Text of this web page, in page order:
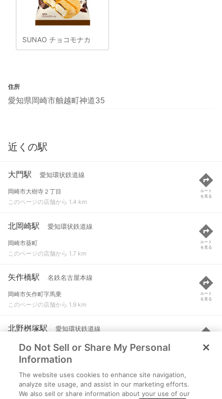
SUNAO チョコモナカ
住所
愛知県岡崎市舳越町神道35
近くの駅
大門駅 愛知環状鉄道線
岡崎市大樹寺２丁目
このページの店舗から 1.4 km
ルート
を見る
北岡崎駅 愛知環状鉄道線
岡崎市葵町
このページの店舗から 1.7 km
ルート
を見る
矢作橋駅 名鉄名古屋本線
岡崎市矢作町字馬乗
このページの店舗から 1.9 km
ルート
を見る
北野桝塚駅 愛知環状鉄道線
岡崎市北野町字二番訳
このページの店舗から 2 km
ルート
を見る
宇頭駅 名鉄名古屋本線
岡崎市宇頭町山ノ神
Do Not Sell or Share My Personal
Information
The website uses cookies to enhance site navigation,
analyze site usage, and assist in our marketing efforts.
We also sell or share information about your use of our